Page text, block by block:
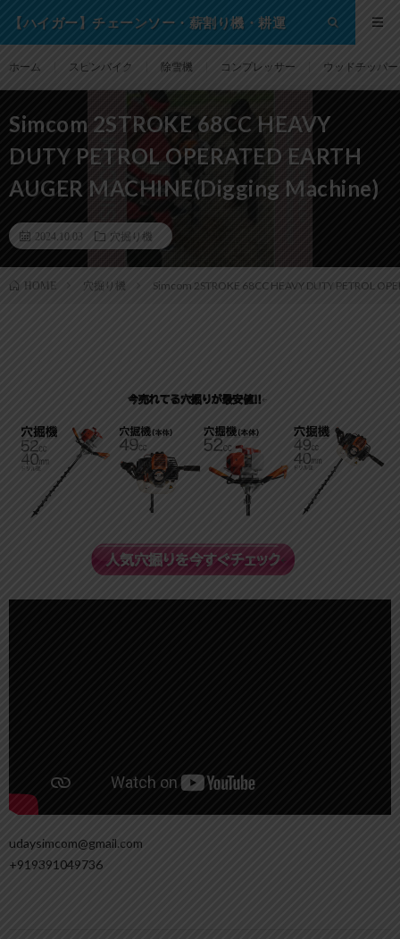
【ハイガー】チェーンソー・薪割り機・耕運
ホーム スピンバイク 除雪機 コンプレッサー ウッドチッパー
Simcom 2STROKE 68CC HEAVY
DUTY PETROL OPERATED EARTH
AUGER MACHINE(Digging Machine)
2024.10.03 穴掘り機
HOME 穴掘り機 Simcom 2STROKE 68CC HEAVY DUTY PETROL
udaysimcom@gmail.com
+919391049736